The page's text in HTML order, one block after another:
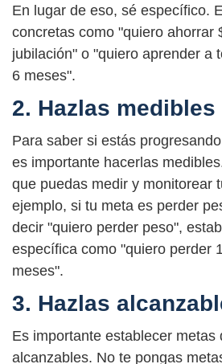
En lugar de eso, sé específico.
concretas como "quiero ahorrar
jubilación" o "quiero aprender a
6 meses".
2. Hazlas medibles
Para saber si estás
es importante hacerlas
que puedas medir y monitorear
ejemplo, si tu meta es perder
decir "quiero perder peso",
específica como "quiero perder
meses".
3. Hazlas
Es importante establecer metas
alcanzables. No te pongas